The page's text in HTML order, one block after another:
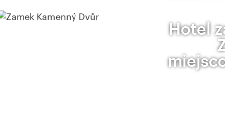
Hotel